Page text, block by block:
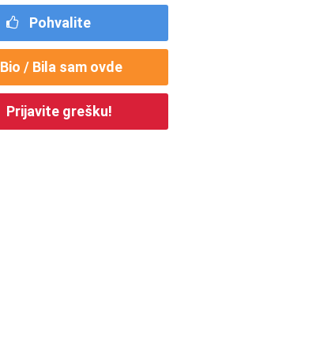
Pohvalite
Bio / Bila sam ovde
Prijavite grešku!